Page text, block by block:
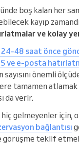
boş kalan her
kayıp
ve kolay
48 saat önce
ve e-posta
önemli
tamamen
da verir.
gelmeyenler için,
bağlantısı
görüşme teklif